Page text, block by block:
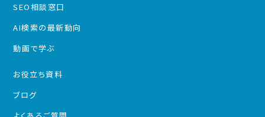
SEO相談窓口
AI検索の最新動向
動画で学ぶ
お役立ち資料
ブログ